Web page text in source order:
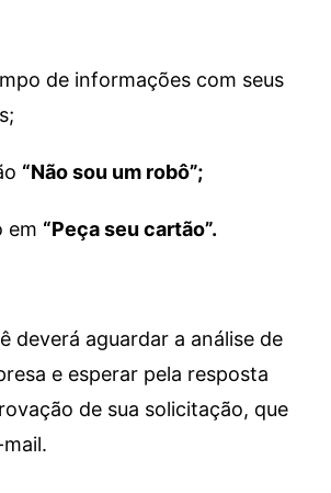
de informações com seus
“Não sou um robô”;
em “Peça seu cartão”.
deverá aguardar a análise de
e esperar pela resposta
de sua solicitação, que